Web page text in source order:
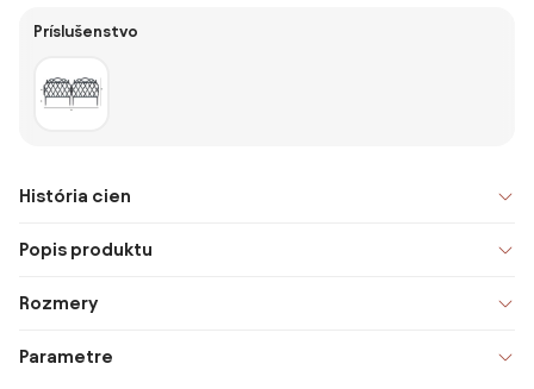
Príslušenstvo
História cien
Popis produktu
Rozmery
Parametre